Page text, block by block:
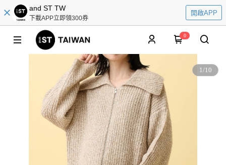
and ST TW
下載APP立即領300券
開啟APP
0
1/10